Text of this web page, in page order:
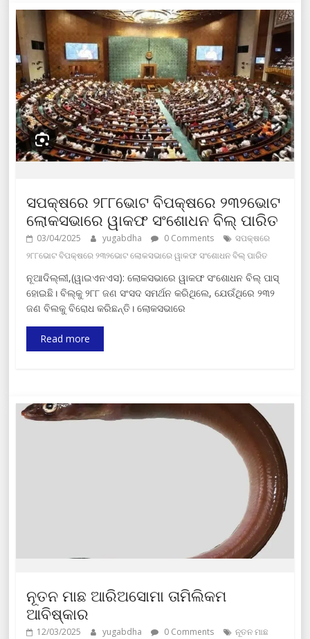
ସପକ୍ଷରେ ୨୮୮ଭୋଟ ବିପକ୍ଷରେ ୨୩୨ଭୋଟ
ଲୋକସଭାରେ ୱାକଫ ସଂଶୋଧନ ବିଲ୍ ପାରିତ
03/04/2025 yugabdha 0 Comments
ସପକ୍ଷରେ
୨୮୮ଭୋଟ ବିପକ୍ଷରେ ୨୩୨ଭୋଟ ଲୋକସଭାରେ ୱାକଫ ସଂଶୋଧନ ବିଲ୍ ପାରିତ
ନୂଆଦିଲ୍ଲୀ,(ୱାଇଏନଏସ): ଲୋକସଭାରେ ୱାକଫ ସଂଶୋଧନ ବିଲ୍‌ ପାସ୍‌
ହୋଇଛି। ବିଲ୍‌କୁ ୨୮୮ ଜଣ ସଂସଦ ସମର୍ଥନ କରିଥିଲେ, ଯେଉଁଥିରେ ୨୩୨
ଜଣ ବିଲକୁ ବିରୋଧ କରିଛନ୍ତି। ଲୋକସଭାରେ
Read more
ନୂତନ ମାଛ ଆରିଅସୋମା ତାମିଲିକମ
ଆବିଷ୍କାର
12/03/2025 yugabdha 0 Comments
ନୂତନ ମାଛ